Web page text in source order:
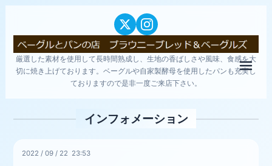
厳選した素材を使用して長時間熟成し、生地の香ばしさや風味、食感を大
切に焼き上げております。ベーグルや自家製酵母を使用したパンも充実し
ておりますので是非一度ご来店下さい。
メ
インフォメーション
2022 /09 / 22 23:53